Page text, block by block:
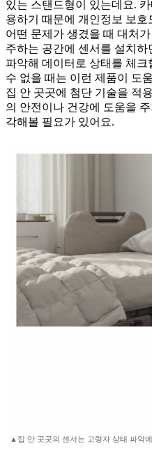
있는 스탠드형이 있는데요.
용하기 때문에 개인정보 보
어떤 문제가 생겼을 때 대처
주하는 공간에 센서를 설치
파악해 데이터로 상태를 체
수 없을 때는 이런 제품이 도
집 안 곳곳에 첨단 기술을 적
의 안전이나 건강에 도움을
각해볼 필요가 있어요.
▲집 안 곳곳의 센서는 고령자 상태 파악